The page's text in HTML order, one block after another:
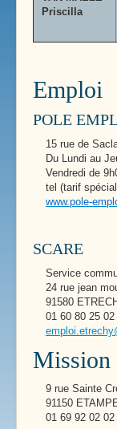
Priscilla
Emploi
POLE
15 rue de
Du Lundi au
Vendredi de
tel (tarif
www.pole-
SCARE
Service
24 rue jean
91580
01 60 80 25 02
Mission
9 rue Sainte
91150
01 69 92 02 02